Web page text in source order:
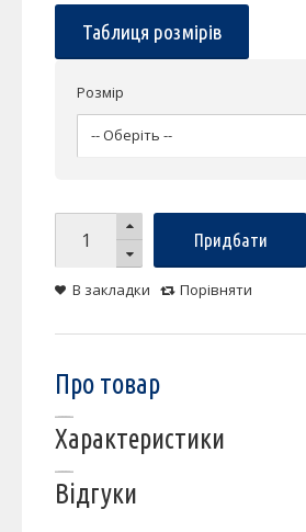
Таблиця розмірів
Розмір
Придбати
В закладки Порівняти
Про товар
Характеристики
Відгуки